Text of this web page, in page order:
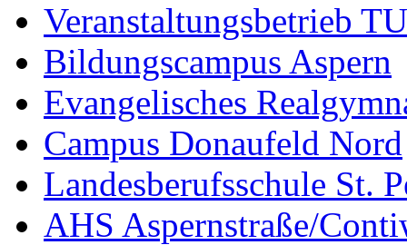
Veranstaltungsbetrieb
Bildungscampus Aspern
Evangelisches
Campus Donaufeld Nord
Landesberufsschule St.
AHS Aspernstraße/